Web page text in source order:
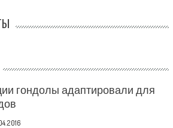
гондолы адаптировали для